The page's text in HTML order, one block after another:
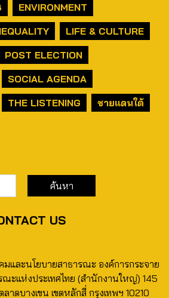
ENVIRONMENT
LIFE & CULTURE
POST ELECTION
SOCIAL AGENDA
THE LISTENING
ชายแดนใต้
US
มและนโยบายสาธารณะ องค์การกระจาย
ณะแห่งประเทศไทย (สำนักงานใหญ่) 145
าดบางเขน เขตหลักสี่ กรุงเทพฯ 10210